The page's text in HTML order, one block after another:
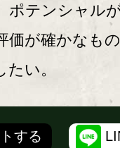
ポテンシャル
価が確かなも
い。
する